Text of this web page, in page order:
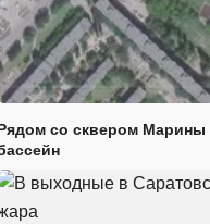
со сквером Марины